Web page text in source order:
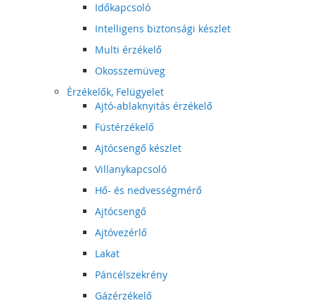
Időkapcsoló
Intelligens biztonsági készlet
Multi érzékelő
Okosszemüveg
Érzékelők, Felügyelet
Ajtó-ablaknyitás érzékelő
Füstérzékelő
Ajtócsengő készlet
Villanykapcsoló
Hő- és nedvességmérő
Ajtócsengő
Ajtóvezérlő
Lakat
Páncélszekrény
Gázérzékelő